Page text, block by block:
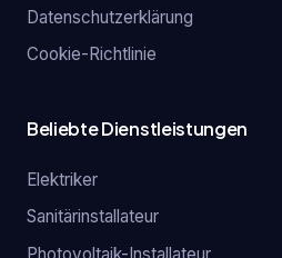
Datenschutzerklärung
Cookie-Richtlinie
Beliebte Dienstleistungen
Elektriker
Sanitärinstallateur